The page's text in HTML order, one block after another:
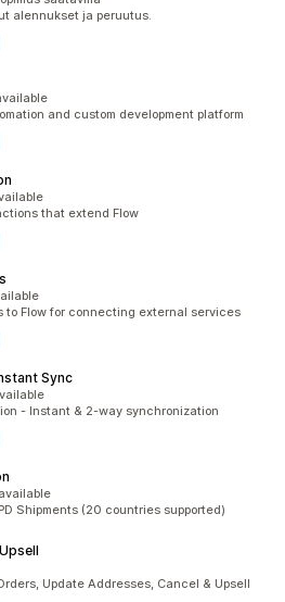
alennukset ja peruutus.
and custom development platform
that extend Flow
to Flow for connecting external services
Sync
- Instant & 2-way synchronization
Shipments (20 countries supported)
Update Addresses, Cancel & Upsell